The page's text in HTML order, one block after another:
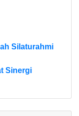
Silaturahmi
Sinergi